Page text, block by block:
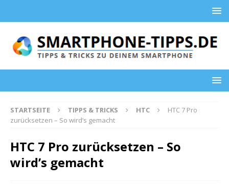
STARTSEITE TIPPS & TRICKS HTC
HTC 7 Pro
zurücksetzen – So wird’s gemacht
HTC 7 Pro zurücksetzen – So
wird’s gemacht